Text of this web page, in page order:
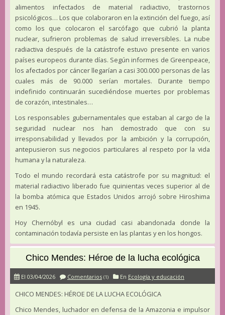
alimentos infectados de material radiactivo, trastornos
psicológicos… Los que colaboraron en la extinción del fuego, así
como los que colocaron el sarcófago que cubrió la planta
nuclear, sufrieron problemas de salud irreversibles. La nube
radiactiva después de la catástrofe estuvo presente en varios
países europeos durante días. Según informes de Greenpeace,
los afectados por cáncer llegarían a casi 300.000 personas de las
cuales más de 90.000 serían mortales. Durante tiempo
indefinido continuarán sucediéndose muertes por problemas
de corazón, intestinales…
Los responsables gubernamentales que estaban al cargo de la
seguridad nuclear nos han demostrado que con su
irresponsabilidad y llevados por la ambición y la corrupción,
antepusieron sus negocios particulares al respeto por la vida
humana y la naturaleza.
Todo el mundo recordará esta catástrofe por su magnitud: el
material radiactivo liberado fue quinientas veces superior al de
la bomba atómica que Estados Unidos arrojó sobre Hiroshima
en 1945.
Hoy Chernóbyl es una ciudad casi abandonada donde la
contaminación todavía persiste en las plantas y en los hongos.
Chico Mendes: Héroe de la lucha ecológica
El 03/04/2026 Comentarios (1) En Ecología y educación
CHICO MENDES: HÉROE DE LA LUCHA ECOLÓGICA
Chico Mendes, luchador en defensa de la Amazonia e impulsor